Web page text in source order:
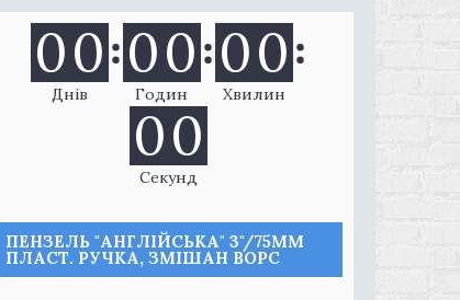
00
Днів
00
Годин
00
Хвилин
00
Секунд
ПЕНЗЕЛЬ "АНГЛІЙСЬКА" 3"/75ММ
ПЛАСТ. РУЧКА, ЗМІШАН ВОРС